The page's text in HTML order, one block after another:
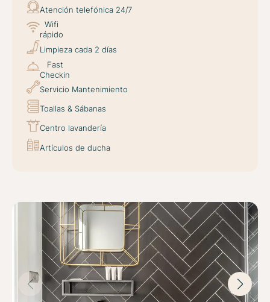
Atención telefónica 24/7
Wifi
rápido
Limpieza cada 2 días
Fast
Checkin
Servicio Mantenimiento
Toallas & Sábanas
Centro lavandería
Artículos de ducha